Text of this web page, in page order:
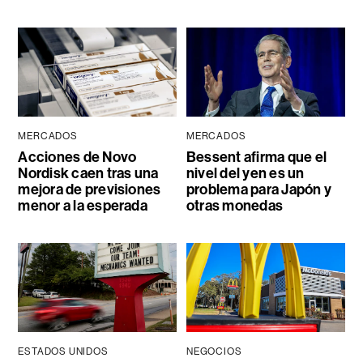
MERCADOS
Acciones de Novo
Nordisk caen tras una
mejora de previsiones
menor a la esperada
MERCADOS
Bessent afirma que el
nivel del yen es un
problema para Japón y
otras monedas
ESTADOS UNIDOS NEGOCIOS